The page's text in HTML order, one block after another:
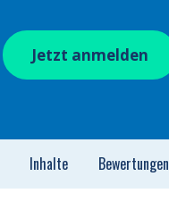
Jetzt anmelden
Inhalte Bewertungen